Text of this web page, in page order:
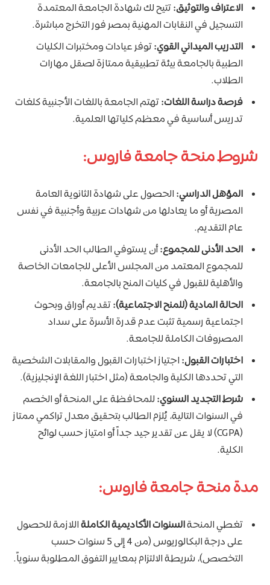
الاعتراف والتوثيق:تتيح لك شهادة الجامعة المعتمدة
التسجيل في النقابات المهنية بمصر فور التخرج مباشرة.
التدريب الميداني القوي:توفر عيادات ومختبرات الكليات
الطبية بالجامعة بيئة تطبيقية ممتازة لصقل مهارات
الطلاب.
فرصة دراسة اللغات:تهتم الجامعة باللغات الأجنبية كلغات
تدريس أساسية في معظم كلياتها العلمية.
شروط منحة جامعة فاروس:
المؤهل الدراسي: الحصول على شهادة الثانوية العامة
المصرية أو ما يعادلها من شهادات عربية وأجنبية في نفس
عام التقديم.
الحد الأدنى للمجموع:أن يستوفي الطالب الحد الأدنى
للمجموع المعتمد من المجلس الأعلى للجامعات الخاصة
والأهلية للقبول في كليات المنح بالجامعة.
الحالة المادية (للمنح الاجتماعية):تقديم أوراق وبحوث
اجتماعية رسمية تثبت عدم قدرة الأسرة على سداد
المصروفات الكاملة للجامعة.
اختبارات القبول: اجتياز اختبارات القبول والمقابلات الشخصية
التي تحددها الكلية والجامعة (مثل اختبار اللغة الإنجليزية).
شرط التجديد السنوي: للمحافظة على المنحة أو الخصم
في السنوات التالية، يُلزم الطالب بتحقيق معدل تراكمي ممتاز
(CGPA) لا يقل عن تقدير جيد جداً أو امتياز حسب لوائح
الكلية.
مدة منحة جامعة فاروس:
تغطي المنحةالسنوات الأكاديمية الكاملةاللازمة للحصول
على درجة البكالوريوس (من 4 إلى 5 سنوات حسب
التخصص)، شريطة الالتزام بمعايير التفوق المطلوبة سنوياً.